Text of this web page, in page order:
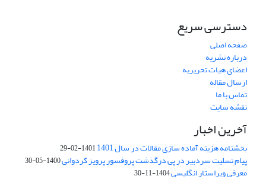
دسترسی سریع
صفحه اصلی
درباره نشریه
اعضای هیات تحریریه
ارسال مقاله
تماس با ما
نقشه سایت
آخرین اخبار
بخشنامه هزینه آماده سازی مقالات در سال 1401 1401-02-29
پیام تسلیت سردبیر در پی درگذشت پروفسور پرویز کردوانی1400-05-30
معرفی ویراستار انگلیسی1404-11-30